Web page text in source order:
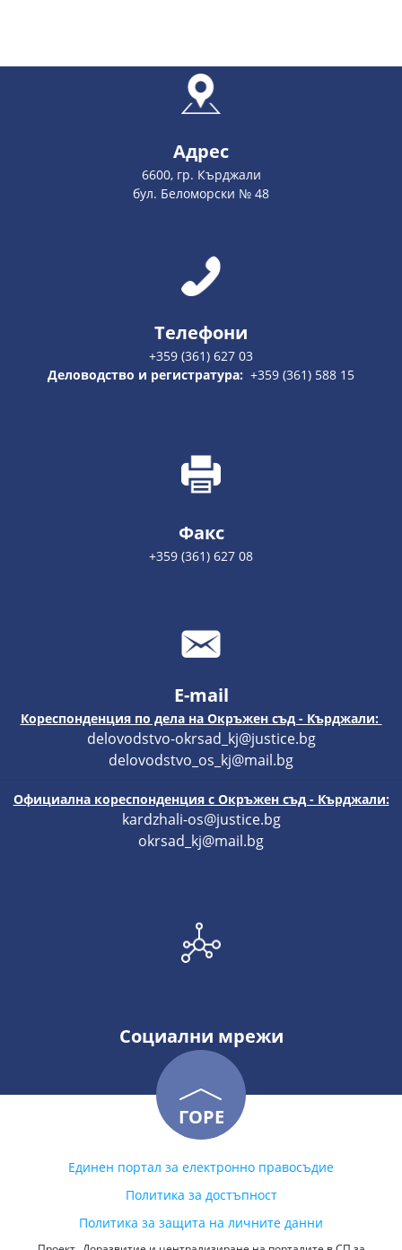
Адрес
6600, гр. Кърджали
бул. Беломорски № 48
Телефони
+359 (361) 627 03
Деловодство и регистратура: +359 (361) 588 15
Факс
+359 (361) 627 08
E-mail
Кореспонденция по дела на Окръжен съд - Кърджали:
delovodstvo-okrsad_kj@justice.bg
delovodstvo_os_kj@mail.bg
Официална кореспонденция с Окръжен съд - Кърджали:
kardzhali-os@justice.bg
okrsad_kj@mail.bg
Социални мрежи
ГОРЕ
Единен портал за електронно правосъдие
Политика за достъпност
Политика за защита на личните данни